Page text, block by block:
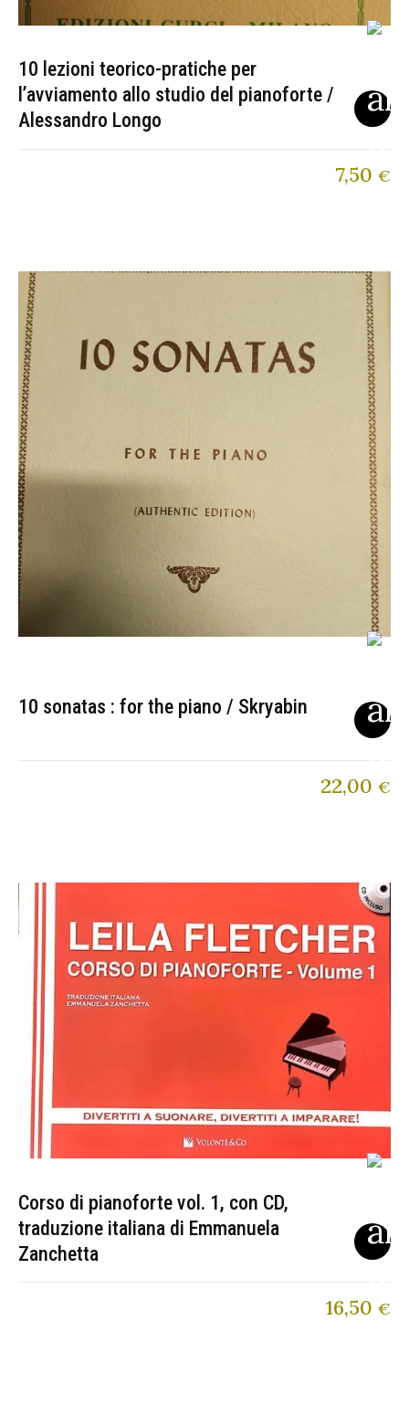
10 lezioni teorico-pratiche per
l’avviamento allo studio del pianoforte /
Alessandro Longo
7,50 €
10 sonatas : for the piano / Skryabin
22,00 €
Corso di pianoforte vol. 1, con CD,
traduzione italiana di Emmanuela
Zanchetta
16,50 €